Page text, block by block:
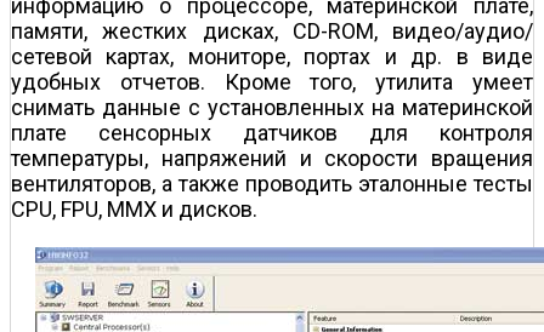
информацию о процессоре, материнской плате,
памяти, жестких дисках, CD-ROM, видео/аудио/
сетевой картах, мониторе, портах и др. в виде
удобных отчетов. Кроме того, утилита умеет
снимать данные с установленных на материнской
плате сенсорных датчиков для контроля
температуры, напряжений и скорости вращения
вентиляторов, а также проводить эталонные тесты
CPU, FPU, MMX и дисков.